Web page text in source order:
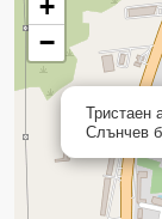
Тристаен
Слънчев
+
−